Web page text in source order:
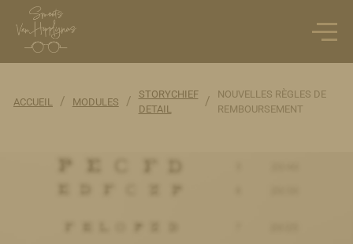
ACCUEIL / MODULES /
STORYCHIEF
DETAIL
/
NOUVELLES RÈGLES DE
REMBOURSEMENT